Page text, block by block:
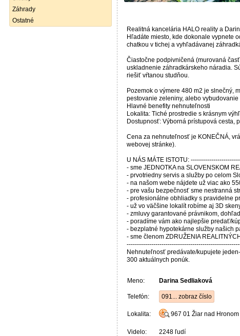
Záhrady
Ostatné
Realitná kancelária HALO reality a
Hľadáte miesto, kde dokonale vypnete
chatkou v tichej a vyhľadávanej
Čiastočne podpivničená (murovaná
uskladnenie záhradkárskeho náradia.
riešiť vŕtanou studňou.
Pozemok o výmere 480 m2 je slnečný,
pestovanie zeleniny, alebo
Hlavné benefity nehnuteľnosti
Lokalita: Tiché prostredie s krásnym
Dostupnosť: Výborná prístupová cesta,
Cena za nehnuteľnosť je KONEČNÁ,
webovej stránke).
U NÁS MÁTE ISTOTU:
- sme JEDNOTKA na SLOVENSKOM
- prvotriedny servis a služby po celom
- na našom webe nájdete už viac ako
- pre vašu bezpečnosť sme nestranná
- profesionálne obhliadky s pravidelne
- už vo väčšine lokalít robíme aj 3D
- zmluvy garantované právnikom,
- poradíme vám ako najlepšie predať/
- bezplatné hypotekárne služby našich
- sme členom ZDRUŽENIA
Nehnuteľnosť predávate/kupujete
300 aktuálnych ponúk.
Meno: Darina Sedliaková
Telefón: 091... zobraz číslo
Lokalita: 967 01 Žiar nad Hronom
Videlo: 2248 ľudí